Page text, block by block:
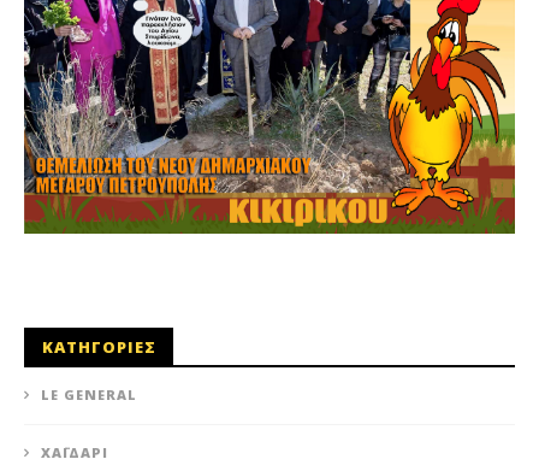
ΚΑΤΗΓΟΡΙΕΣ
LE GENERAL
XΑΪΔΆΡΙ